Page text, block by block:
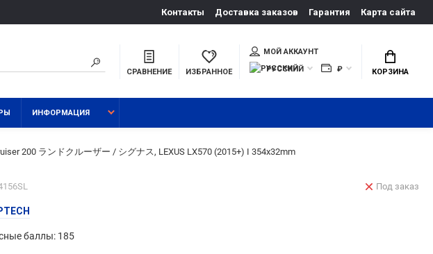
Контакты Доставка заказов Гарантия Карта сайта
СРАВНЕНИЕ ИЗБРАННОЕ
МОЙ АККАУНТ
РУССКИЙ
₽ КОРЗИНА
ИНФОРМАЦИЯ
200 ランドクルーザー / シグナス, LEXUS LX570 (2015+) I 354x32mm
баллы: 185
Под заказ